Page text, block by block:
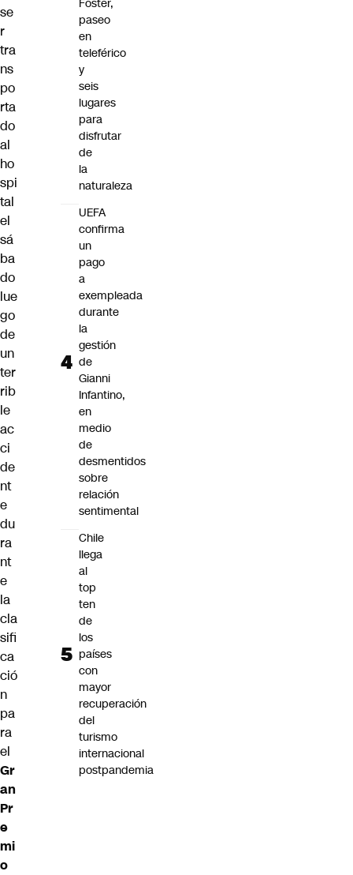
se
r
tra
ns
po
rta
do
al
ho
spi
tal
el
sá
ba
do
lue
go
de
un
ter
rib
le
ac
ci
de
nt
e
du
ra
nt
e
la
cla
sifi
ca
ció
n
pa
ra
el
Gr
an
Pr
e
mi
o
Foster,
paseo
en
teleférico
y
seis
lugares
para
disfrutar
de
la
naturaleza
UEFA
confirma
un
pago
a
exempleada
durante
la
gestión
de
Gianni
Infantino,
en
medio
de
desmentidos
sobre
relación
sentimental
Chile
llega
al
top
ten
de
los
países
con
mayor
recuperación
del
turismo
internacional
postpandemia